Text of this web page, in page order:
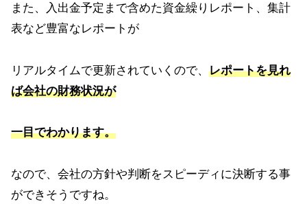
また、入出金予定まで含めた資金繰りレポート、集計
表など豊富なレポートが
リアルタイムで更新されていくので、 レポートを見れ
ば会社の財務状況が
一目でわかります。
なので、会社の方針や判断をスピーディに決断する事
ができそうですね。